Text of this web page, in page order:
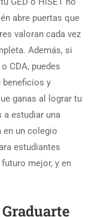
abre puertas que
valoran cada vez
Además, si
CDA, puedes
beneficios y
ganas al lograr tu
a estudiar una
un colegio
estudiantes
mejor, y en